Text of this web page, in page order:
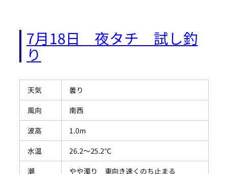
7月18日 夜タチ 試し釣
り
天気
曇り
風向
南西
波高
1.0m
水温
26.2～25.2℃
潮
やや濁り 東向き速くのち止まる